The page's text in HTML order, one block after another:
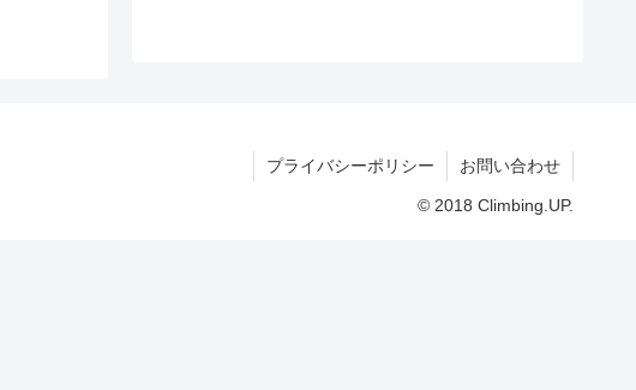
プライバシーポリシー お問い合わせ
© 2018 Climbing.UP.